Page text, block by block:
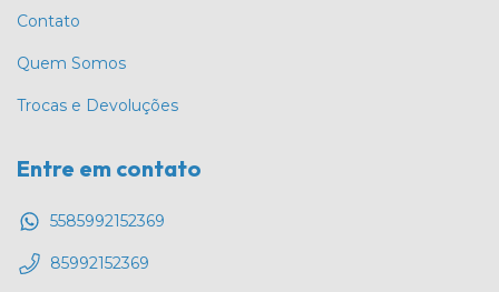
Contato
Quem Somos
Trocas e Devoluções
Entre em contato
5585992152369
85992152369